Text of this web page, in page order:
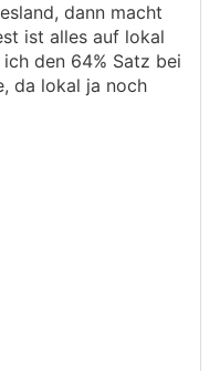
dann macht
ist alles auf lokal
den 64% Satz bei
da lokal ja noch